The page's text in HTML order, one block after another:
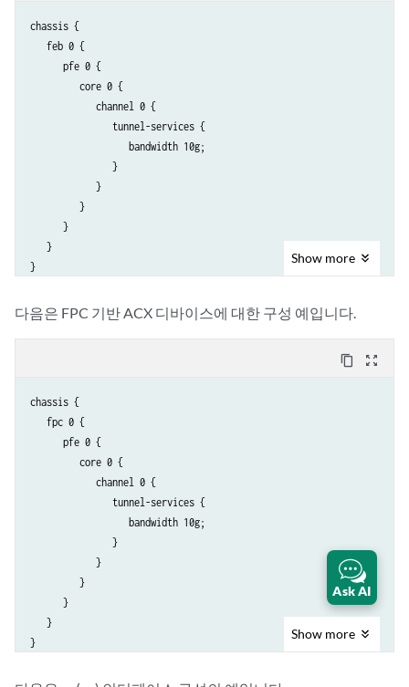
chassis {
   feb 0 {
      pfe 0 {
         core 0 {
            channel 0 {
               tunnel-services {
                  bandwidth 10g;
               }
            }
         }
      }
   }
}
Show more
다음은 FPC 기반 ACX 디바이스에 대한 구성 예입니다.
content_copy zoom_out_map
chassis {
   fpc 0 {
      pfe 0 {
         core 0 {
            channel 0 {
               tunnel-services {
                  bandwidth 10g;
               }
            }
         }
      }
   }
}
Show more
Ask AI